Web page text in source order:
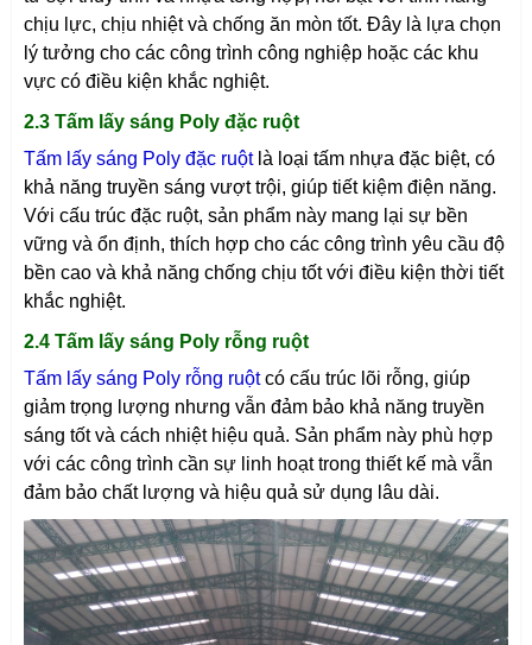
chịu lực, chịu nhiệt và chống ăn mòn tốt. Đây là lựa chọn
lý tưởng cho các công trình công nghiệp hoặc các khu
vực có điều kiện khắc nghiệt.
2.3 Tấm lấy sáng Poly đặc ruột
Tấm lấy sáng Poly đặc ruộtlà loại tấm nhựa đặc biệt, có
khả năng truyền sáng vượt trội, giúp tiết kiệm điện năng.
Với cấu trúc đặc ruột, sản phẩm này mang lại sự bền
vững và ổn định, thích hợp cho các công trình yêu cầu độ
bền cao và khả năng chống chịu tốt với điều kiện thời tiết
khắc nghiệt.
2.4 Tấm lấy sáng Poly rỗng ruột
Tấm lấy sáng Poly rỗng ruộtcó cấu trúc lõi rỗng, giúp
giảm trọng lượng nhưng vẫn đảm bảo khả năng truyền
sáng tốt và cách nhiệt hiệu quả. Sản phẩm này phù hợp
với các công trình cần sự linh hoạt trong thiết kế mà vẫn
đảm bảo chất lượng và hiệu quả sử dụng lâu dài.